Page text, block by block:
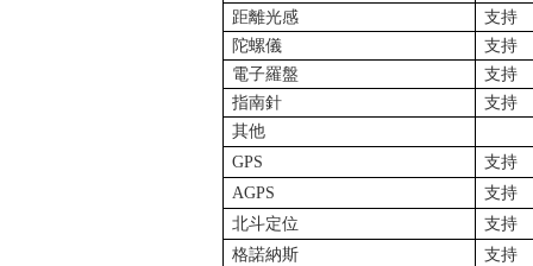
距離光感
支持
陀螺儀
支持
電子羅盤
支持
指南針
支持
其他
GPS
支持
AGPS
支持
北斗定位
支持
格諾納斯
支持